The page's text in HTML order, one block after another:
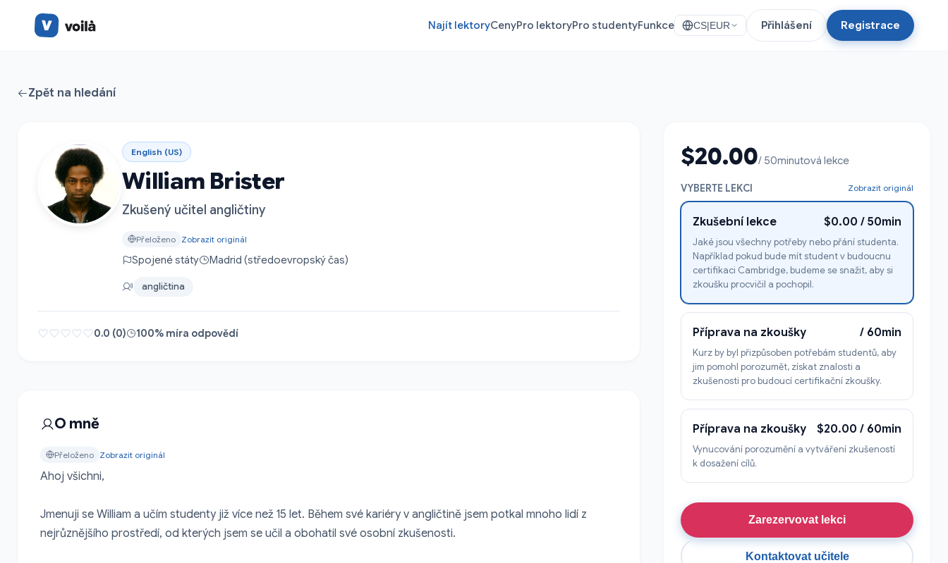
Najít lektoryCenyPro lektoryPro studentyFunkce CS|EUR Přihlášení Registrace
Zpět na hledání
English (US)
William Brister
Zkušený učitel angličtiny
Přeloženo Zobrazit originál
Spojené státy Madrid (středoevropský čas)
angličtina
0.0 (0) 100% míra odpovědí
O mně
Přeloženo Zobrazit originál
Ahoj všichni,
Jmenuji se William a učím studenty již více než 15 let. Během své kariéry v angličtině jsem potkal mnoho lidí z
nejrůznějšího prostředí, od kterých jsem se učil a obohatil své osobní zkušenosti.
$20.00/ 50minutová lekce
VYBERTE LEKCI Zobrazit originál
Zkušební lekce $0.00 / 50min
Jaké jsou všechny potřeby nebo přání studenta.
Například pokud bude mít student v budoucnu
certifikaci Cambridge, budeme se snažit, aby si
zkoušku procvičil a pochopil.
Příprava na zkoušky / 60min
Kurz by byl přizpůsoben potřebám studentů, aby
jim pomohl porozumět, získat znalosti a
zkušenosti pro budoucí certifikační zkoušky.
Příprava na zkoušky $20.00 / 60min
Vynucování porozumění a vytváření zkušeností
k dosažení cílů.
Zarezervovat lekci
Kontaktovat učitele